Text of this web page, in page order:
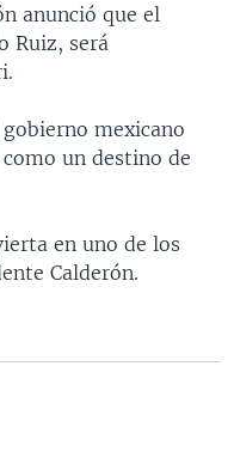
anunció que el
Ruiz, será
mexicano
un destino de
en uno de los
Calderón.